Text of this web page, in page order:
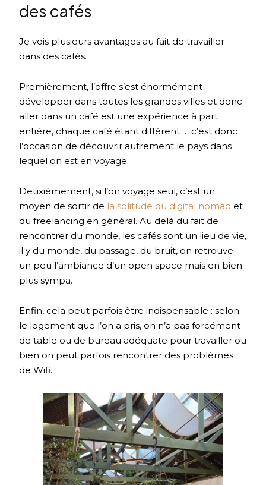
des cafés
Je vois plusieurs avantages au fait de travailler
dans des cafés.
Premièrement, l’offre s’est énormément
développer dans toutes les grandes villes et donc
aller dans un café est une expérience à part
entière, chaque café étant différent … c’est donc
l’occasion de découvrir autrement le pays dans
lequel on est en voyage.
Deuxièmement, si l’on voyage seul, c’est un
moyen de sortir de la solitude du digital nomad et
du freelancing en général. Au delà du fait de
rencontrer du monde, les cafés sont un lieu de vie,
il y du monde, du passage, du bruit, on retrouve
un peu l’ambiance d’un open space mais en bien
plus sympa.
Enfin, cela peut parfois être indispensable : selon
le logement que l’on a pris, on n’a pas forcément
de table ou de bureau adéquate pour travailler ou
bien on peut parfois rencontrer des problèmes
de Wifi.